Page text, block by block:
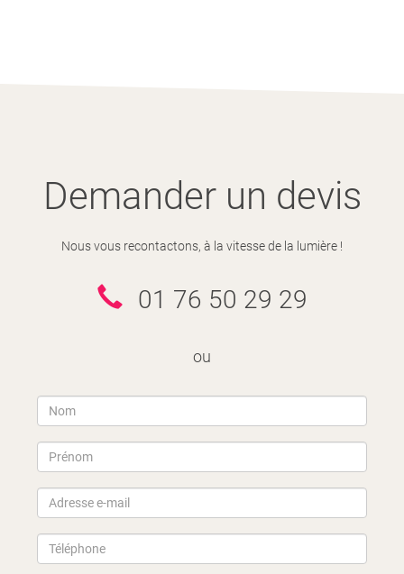
Demander un devis
Nous vous recontactons, à la vitesse de la lumière !
01 76 50 29 29
ou